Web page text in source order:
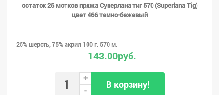
остаток 25 мотков пряжа Суперлана тиг 570 (Superlana Tig)
цвет 466 темно-бежевый
25% шерсть, 75% акрил 100 г. 570 м.
143.00руб.
+
-
В корзину!